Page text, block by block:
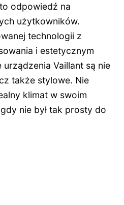
odpowiedź na
użytkowników.
technologii z
i estetycznym
Vaillant są nie
także stylowe. Nie
klimat w swoim
nie był tak prosty do